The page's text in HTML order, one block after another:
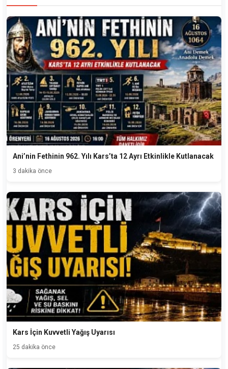
Ani’nin Fethinin 962. Yılı Kars’ta 12 Ayrı Etkinlikle Kutlanacak
3 dakika önce
Kars İçin Kuvvetli Yağış Uyarısı
25 dakika önce